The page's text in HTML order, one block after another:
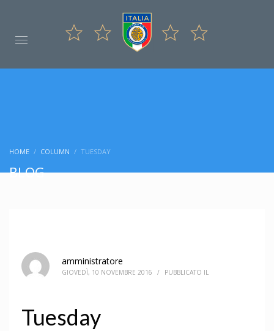
HOME COLUMN TUESDAY
BLOG
amministratore
GIOVEDÌ, 10 NOVEMBRE 2016 / PUBBLICATO IL
Tuesday